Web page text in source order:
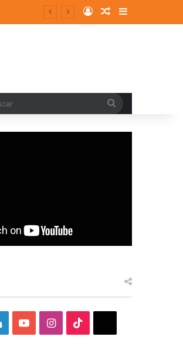
Log InRandom Article
Sidebar
LinkedInYouTubeInstagram